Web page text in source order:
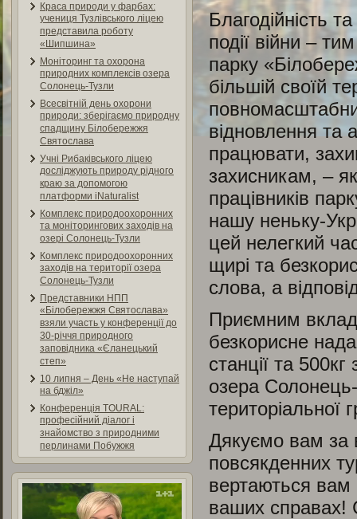
Краса природи у фарбах:
учениця Тузлівського ліцею
представила роботу
«Шипшина»
Моніторинг та охорона
природних комплексів озера
Солонець-Тузли
Всесвітній день охорони
природи: зберігаємо природну
спадщину Білобережжя
Святослава
Учні Рибаківського ліцею
досліджують природу рідного
краю за допомогою
платформи iNaturalist
Комплекс природоохоронних
та моніторингових заходів на
озері Солонець-Тузли
Комплекс природоохоронних
заходів на території озера
Солонець-Тузли
Представники НПП
«Білобережжя Святослава»
взяли участь у конференції до
30-річчя природного
заповідника «Єланецький
степ»
10 липня – День «Не наступай
на бджіл»
Конференція TOURAL:
професійний діалог і
знайомство з природними
перлинами Побужжя
Благодійність
події війни –
парку
більшій своїй
відновлення та
працювати,
захисникам, –
працівників
нашу неньку-
цей нелегкий
щирі та
слова, а
Приємним
безкорисне
станції та
озера
територіальної
Дякуємо вам за
повсякденних
вертаються вам
ваших справах!